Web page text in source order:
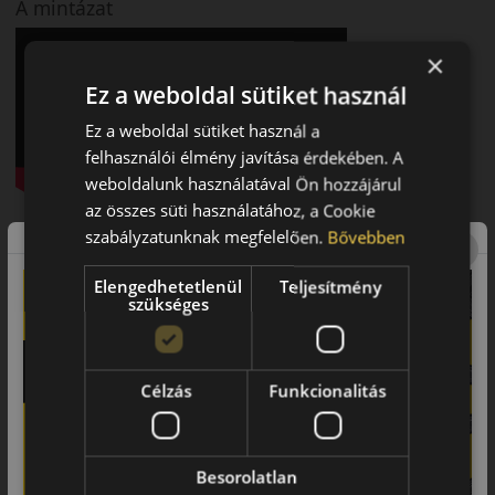
A mintázat
Bemutató videó a mintáról
×
Ez a weboldal sütiket használ
Ez a weboldal sütiket használ a
felhasználói élmény javítása érdekében. A
weboldalunk használatával Ön hozzájárul
az összes süti használatához, a Cookie
szabályzatunknak megfelelően. Bővebben
Elengedhetetlenül
szükséges
Teljesítmény
Célzás Funkcionalitás
Besorolatlan